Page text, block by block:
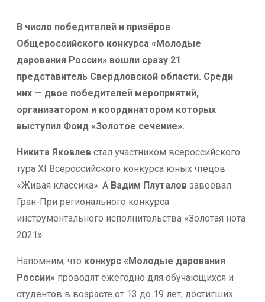
В число победителей и призёров
Общероссийского конкурса «Молодые
дарования России» вошли сразу 21
представитель Свердловской области. Среди
них — двое победителей мероприятий,
организатором и координатором которых
выступил Фонд «Золотое сечение».
Никита Яковлев стал участником всероссийского
тура XI Всероссийского конкурса юных чтецов
«Живая классика». А Вадим Плуталов завоевал
Гран-При регионального конкурса
инструментального исполнительства «Золотая нота
2021».
Напомним, что конкурс «Молодые дарования
России» проводят ежегодно для обучающихся и
студентов в возрасте от 13 до 19 лет, достигших